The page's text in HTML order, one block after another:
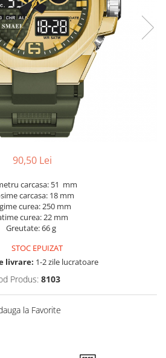
90,50 Lei
carcasa: 51 mm
carcasa: 18 mm
curea: 250 mm
curea: 22 mm
Greutate: 66 g
STOC EPUIZAT
livrare: 1-2 zile lucratoare
Produs: 8103
la Favorite